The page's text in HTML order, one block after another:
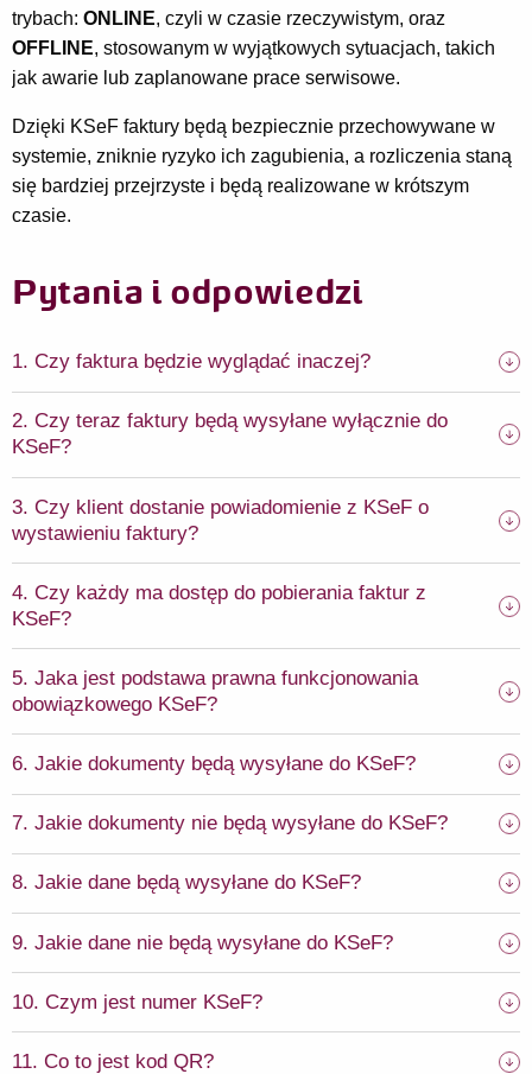
trybach: ONLINE, czyli w czasie rzeczywistym, oraz
OFFLINE, stosowanym w wyjątkowych sytuacjach, takich
jak awarie lub zaplanowane prace serwisowe.
Dzięki KSeF faktury będą bezpiecznie przechowywane w
systemie, zniknie ryzyko ich zagubienia, a rozliczenia staną
się bardziej przejrzyste i będą realizowane w krótszym
czasie.
Pytania i odpowiedzi
1. Czy faktura będzie wyglądać inaczej?
2. Czy teraz faktury będą wysyłane wyłącznie do
KSeF?
3. Czy klient dostanie powiadomienie z KSeF o
wystawieniu faktury?
4. Czy każdy ma dostęp do pobierania faktur z
KSeF?
5. Jaka jest podstawa prawna funkcjonowania
obowiązkowego KSeF?
6. Jakie dokumenty będą wysyłane do KSeF?
7. Jakie dokumenty nie będą wysyłane do KSeF?
8. Jakie dane będą wysyłane do KSeF?
9. Jakie dane nie będą wysyłane do KSeF?
10. Czym jest numer KSeF?
11. Co to jest kod QR?